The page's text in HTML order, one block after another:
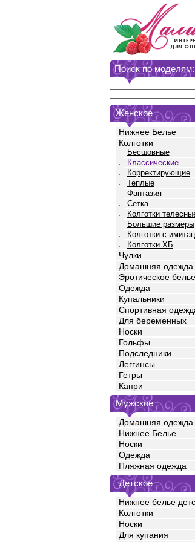
Поиск по моделям:
Женское
Нижнее Белье
Колготки
Бесшовные
Классические
Корректирующие
Теплые
Фантазия
Сетка
Колготки
Большие размеры
Колготки с
Колготки ХБ
Чулки
Домашняя одежда
Эротическое белье
Одежда
Купальники
Спортивная
Для беременных
Носки
Гольфы
Подследники
Леггинсы
Гетры
Капри
Мужское
Домашняя одежда
Нижнее Белье
Носки
Одежда
Пляжная одежда
Детское
Нижнее белье
Колготки
Носки
Для купания